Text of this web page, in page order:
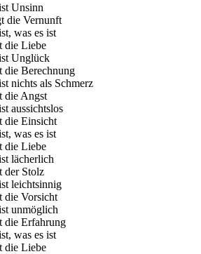
Unsinn
die Vernunft
was es ist
die Liebe
Unglück
die Berechnung
nichts als Schmerz
die Angst
aussichtslos
die Einsicht
was es ist
die Liebe
lächerlich
der Stolz
leichtsinnig
die Vorsicht
unmöglich
die Erfahrung
was es ist
die Liebe